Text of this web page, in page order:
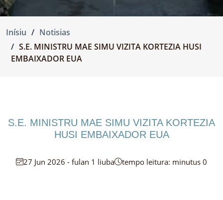
Inísiu
Notisias
S.E. MINISTRU MAE SIMU VIZITA KORTEZIA HUSI
EMBAIXADOR EUA
S.E. MINISTRU MAE SIMU VIZITA KORTEZIA
HUSI EMBAIXADOR EUA
27 Jun 2026 - fulan 1 liuba tempo leitura: minutus 0